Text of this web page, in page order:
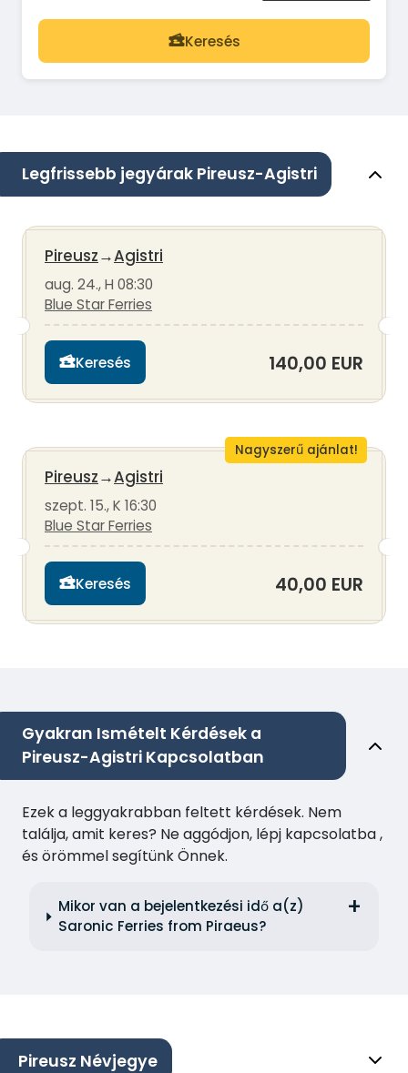
Keresés
Legfrissebb jegyárak Pireusz-Agistri
Pireusz→Agistri
aug. 24., H 08:30
Blue Star Ferries
Keresés 140,00 EUR
Nagyszerű ajánlat!
Pireusz→Agistri
szept. 15., K 16:30
Blue Star Ferries
Keresés 40,00 EUR
Gyakran Ismételt Kérdések a
Pireusz-Agistri Kapcsolatban
Ezek a leggyakrabban feltett kérdések. Nem
találja, amit keres? Ne aggódjon, lépj kapcsolatba ,
és örömmel segítünk Önnek.
Mikor van a bejelentkezési idő a(z)
Saronic Ferries from Piraeus?
Pireusz Névjegye